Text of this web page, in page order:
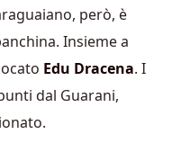
però, è
Insieme a
Edu Dracena. I
dal Guarani,